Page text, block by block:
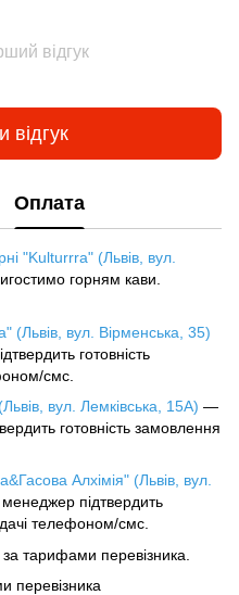
відгук
відгук
Оплата
"Kulturrra" (Львів, вул.
горням кави.
(Львів, вул. Вірменська, 35)
готовність
смс.
вул. Лемківська, 15А) —
готовність замовлення
Алхімія" (Львів, вул.
підтвердить
телефоном/смс.
тарифами перевізника.
перевізника